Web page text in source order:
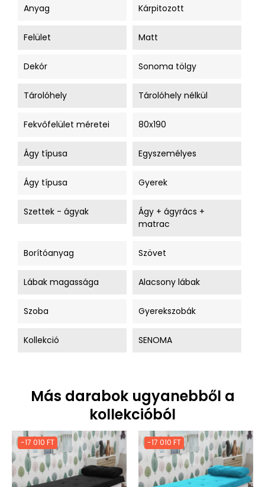
Anyag Kárpitozott
Felület Matt
Dekór Sonoma tölgy
Tárolóhely Tárolóhely nélkül
Fekvőfelület méretei 80x190
Ágy típusa Egyszemélyes
Ágy típusa Gyerek
Szettek - ágyak
Ágy + ágyrács +
matrac
Borítóanyag Szövet
Lábak magassága Alacsony lábak
Szoba Gyerekszobák
Kollekció SENOMA
Más darabok ugyanebből a
kollekcióból
-17 010 FT -17 010 FT